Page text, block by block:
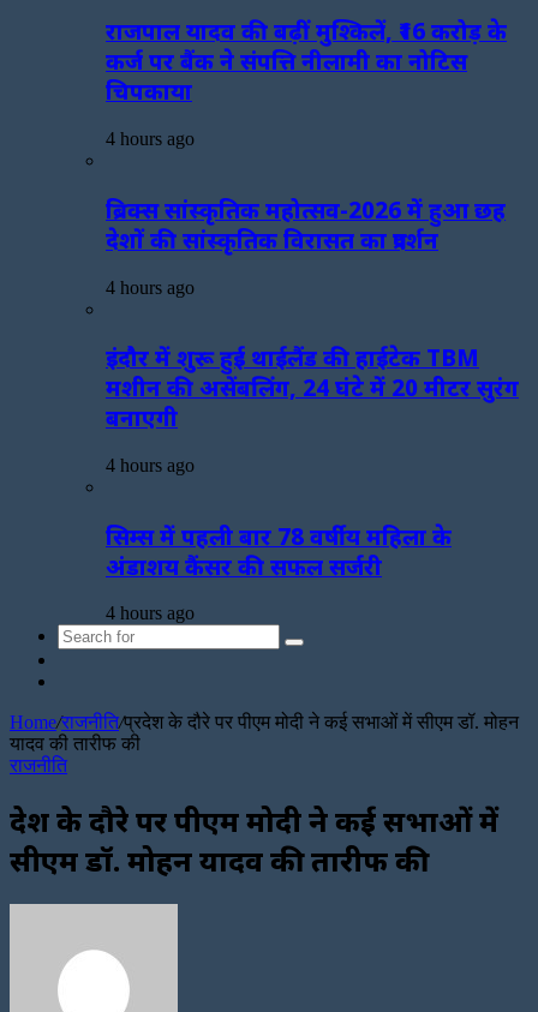
राजपाल यादव की बढ़ीं मुश्किलें, ₹16 करोड़ के
कर्ज पर बैंक ने संपत्ति नीलामी का नोटिस
चिपकाया
4 hours ago
ब्रिक्स सांस्कृतिक महोत्सव-2026 में हुआ छह
देशों की सांस्कृतिक विरासत का प्रदर्शन
4 hours ago
इंदौर में शुरू हुई थाईलैंड की हाईटेक TBM
मशीन की असेंबलिंग, 24 घंटे में 20 मीटर सुरंग
बनाएगी
4 hours ago
सिम्स में पहली बार 78 वर्षीय महिला के
अंडाशय कैंसर की सफल सर्जरी
4 hours ago
Search
Home/राजनीति/प्रदेश के दौरे पर पीएम मोदी ने कई सभाओं में सीएम डॉ. मोहन
यादव की तारीफ की
राजनीति
प्रदेश के दौरे पर पीएम मोदी ने कई सभाओं में
सीएम डॉ. मोहन यादव की तारीफ की